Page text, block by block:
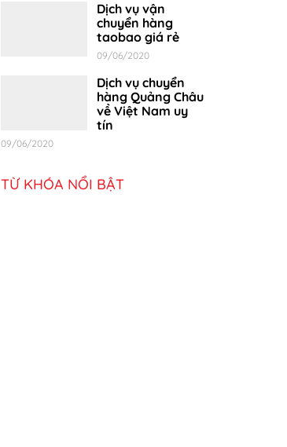
Dịch vụ vận
chuyển hàng
taobao giá rẻ
09/06/2020
Dịch vụ chuyển
hàng Quảng Châu
về Việt Nam uy
tín
09/06/2020
TỪ KHÓA NỔI BẬT